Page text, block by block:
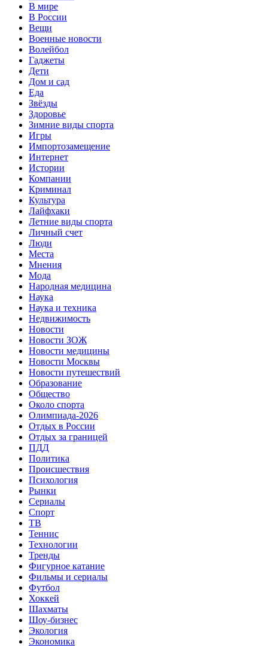
В мире
В России
Вещи
Военные новости
Волейбол
Гаджеты
Дети
Дом и сад
Еда
Звёзды
Здоровье
Зимние виды спорта
Игры
Импортозамещение
Интернет
Истории
Компании
Криминал
Культура
Лайфхаки
Летние виды спорта
Личный счет
Люди
Места
Мнения
Мода
Народная медицина
Наука
Наука и техника
Недвижимость
Новости
Новости ЗОЖ
Новости медицины
Новости Москвы
Новости путешествий
Образование
Общество
Около спорта
Олимпиада-2026
Отдых в России
Отдых за границей
ПДД
Политика
Происшествия
Психология
Рынки
Сериалы
Спорт
ТВ
Теннис
Технологии
Тренды
Фигурное катание
Фильмы и сериалы
Футбол
Хоккей
Шахматы
Шоу-бизнес
Экология
Экономика